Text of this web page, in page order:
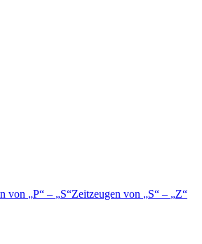
von P – S Zeitzeugen von S –
Z